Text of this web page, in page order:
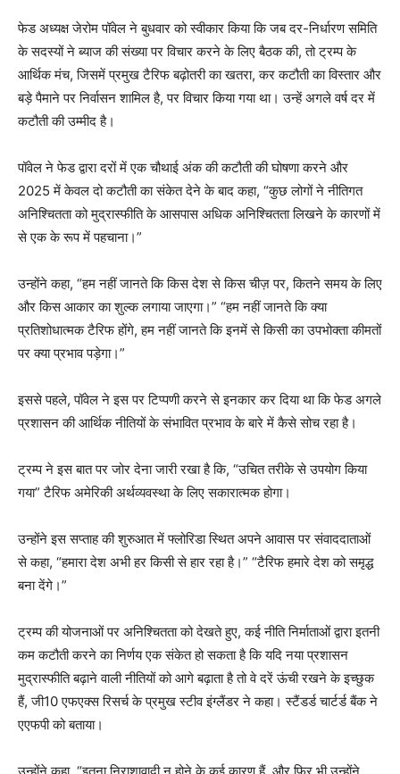
फेड अध्यक्ष जेरोम पॉवेल ने बुधवार को स्वीकार किया कि जब दर-निर्धारण समिति
के सदस्यों ने ब्याज की संख्या पर विचार करने के लिए बैठक की, तो ट्रम्प के
आर्थिक मंच, जिसमें प्रमुख टैरिफ बढ़ोतरी का खतरा, कर कटौती का विस्तार और
बड़े पैमाने पर निर्वासन शामिल है, पर विचार किया गया था। उन्हें अगले वर्ष दर में
कटौती की उम्मीद है।
पॉवेल ने फेड द्वारा दरों में एक चौथाई अंक की कटौती की घोषणा करने और
2025 में केवल दो कटौती का संकेत देने के बाद कहा, “कुछ लोगों ने नीतिगत
अनिश्चितता को मुद्रास्फीति के आसपास अधिक अनिश्चितता लिखने के कारणों में
से एक के रूप में पहचाना।”
उन्होंने कहा, “हम नहीं जानते कि किस देश से किस चीज़ पर, कितने समय के लिए
और किस आकार का शुल्क लगाया जाएगा।” “हम नहीं जानते कि क्या
प्रतिशोधात्मक टैरिफ होंगे, हम नहीं जानते कि इनमें से किसी का उपभोक्ता कीमतों
पर क्या प्रभाव पड़ेगा।”
इससे पहले, पॉवेल ने इस पर टिप्पणी करने से इनकार कर दिया था कि फेड अगले
प्रशासन की आर्थिक नीतियों के संभावित प्रभाव के बारे में कैसे सोच रहा है।
ट्रम्प ने इस बात पर जोर देना जारी रखा है कि, “उचित तरीके से उपयोग किया
गया” टैरिफ अमेरिकी अर्थव्यवस्था के लिए सकारात्मक होगा।
उन्होंने इस सप्ताह की शुरुआत में फ्लोरिडा स्थित अपने आवास पर संवाददाताओं
से कहा, “हमारा देश अभी हर किसी से हार रहा है।” “टैरिफ हमारे देश को समृद्ध
बना देंगे।”
ट्रम्प की योजनाओं पर अनिश्चितता को देखते हुए, कई नीति निर्माताओं द्वारा इतनी
कम कटौती करने का निर्णय एक संकेत हो सकता है कि यदि नया प्रशासन
मुद्रास्फीति बढ़ाने वाली नीतियों को आगे बढ़ाता है तो वे दरें ऊंची रखने के इच्छुक
हैं, जी10 एफएक्स रिसर्च के प्रमुख स्टीव इंग्लैंडर ने कहा। स्टैंडर्ड चार्टर्ड बैंक ने
एएफपी को बताया।